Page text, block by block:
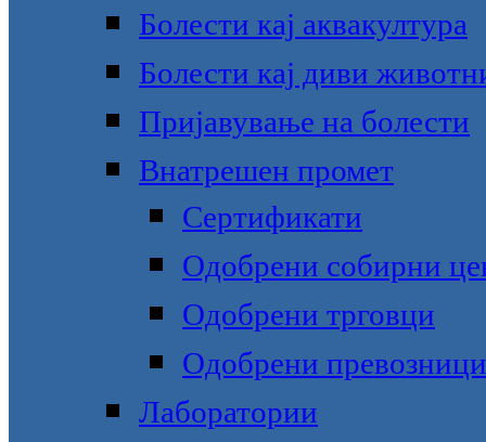
Болести кај аквакултура
Болести кај диви
Пријавување на болести
Внатрешен промет
Сертификати
Одобрени собирни
Одобрени трговци
Одобрени превозници
Лаборатории